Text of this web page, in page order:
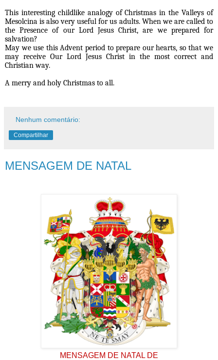
This interesting childlike analogy of Christmas in the Valleys of
Mesolcina is also very useful for us adults. When we are called to
the Presence of our Lord Jesus Christ, are we prepared for
salvation?
May we use this Advent period to prepare our hearts, so that we
may receive Our Lord Jesus Christ in the most correct and
Christian way.
A merry and holy Christmas to all.
Nenhum comentário:
Compartilhar
MENSAGEM DE NATAL
MENSAGEM DE NATAL DE